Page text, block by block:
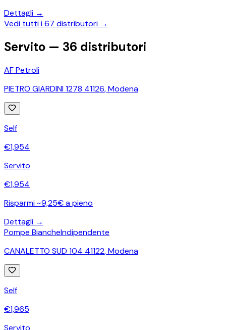
Dettagli →
Vedi tutti i67 distributori →
Servito — 36 distributori
AF Petroli
PIETRO GIARDINI 1278 41126,Modena
Self
€1,954
Servito
€1,954
Risparmi ~9,25€ a pieno
Dettagli →
Pompe BiancheIndipendente
CANALETTO SUD 104 41122,Modena
Self
€1,965
Servito